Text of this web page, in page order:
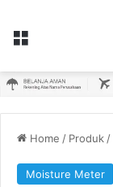
Menu
Home / Produk /
Moisture Meter